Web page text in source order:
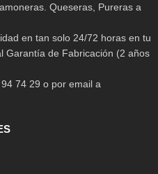
Queseras, Pureras a
en tan solo 24/72 horas en tu
Garantía de Fabricación (2 años
74 29 o por email a